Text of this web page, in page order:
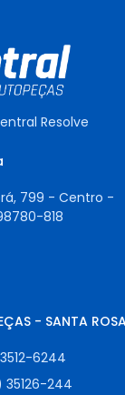
Resolve
799 - Centro -
818
- SANTA
6244
35126-244